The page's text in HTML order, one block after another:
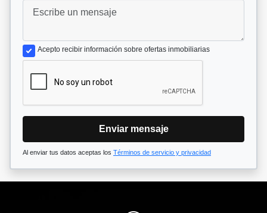
Acepto recibir información sobre ofertas inmobiliarias
Enviar mensaje
Al enviar tus datos aceptas los Términos de servicio y privacidad